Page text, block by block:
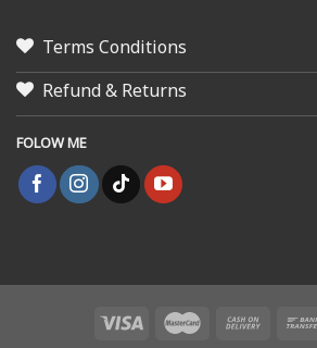
Terms Conditions
Refund & Returns
FOLOW ME